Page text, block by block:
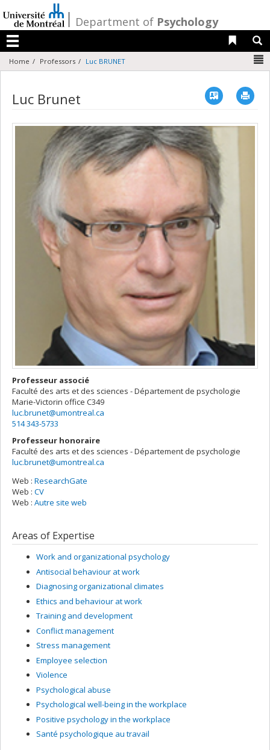
au
contenu
/Department of Psychology
Menu
Liens
Home Professors Luc BRUNET
Luc Brunet Vcard
Professeur associé
Faculté des arts et des sciences - Département de psychologie
Marie-Victorin office C349
luc.brunet@umontreal.ca
514 343-5733
Professeur honoraire
Faculté des arts et des sciences - Département de psychologie
luc.brunet@umontreal.ca
Web : ResearchGate
Web : CV
Web : Autre site web
Areas of Expertise
Work and organizational psychology
Antisocial behaviour at work
Diagnosing organizational climates
Ethics and behaviour at work
Training and development
Conflict management
Stress management
Employee selection
Violence
Psychological abuse
Psychological well-being in the workplace
Positive psychology in the workplace
Santé psychologique au travail